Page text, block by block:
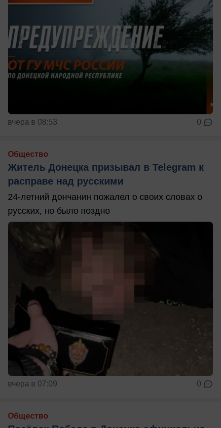
вчера в 08:53 0
Общество
Житель Донецка призывал в Telegram к
расправе над русскими
24-летний дончанин пожалел о своих словах о
русских, но было поздно
вчера в 07:09 0
Общество